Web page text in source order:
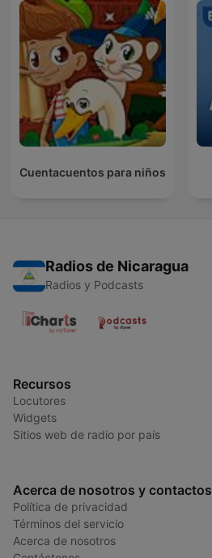
Cuentacuentos para niños
Radios de Nicaragua
Radios y Podcasts
Recursos
Locutores
Widgets
Sitios web de radio por país
Acerca de nosotros y contactos
Política de privacidad
Términos del servicio
Acerca de nosotros